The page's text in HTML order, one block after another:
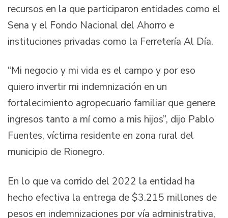
recursos en la que participaron entidades como el
Sena y el Fondo Nacional del Ahorro e
instituciones privadas como la Ferretería Al Día.
“Mi negocio y mi vida es el campo y por eso
quiero invertir mi indemnización en un
fortalecimiento agropecuario familiar que genere
ingresos tanto a mí como a mis hijos”, dijo Pablo
Fuentes, víctima residente en zona rural del
municipio de Rionegro.
En lo que va corrido del 2022 la entidad ha
hecho efectiva la entrega de $3.215 millones de
pesos en indemnizaciones por vía administrativa,